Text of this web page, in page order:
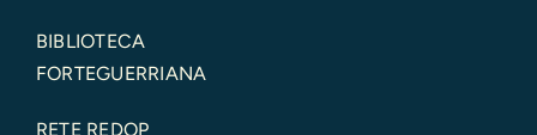
BIBLIOTECA
FORTEGUERRIANA
RETE REDOP